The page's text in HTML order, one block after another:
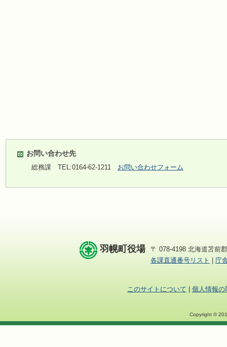
お問い合わせ先
総務課 TEL:0164-62-1211 お問い合わせフォーム
羽幌町役場
〒 078-4198 北海道苫前
各課直通番号リスト
庁
このサイトについて 個人情報の
Copyright ©